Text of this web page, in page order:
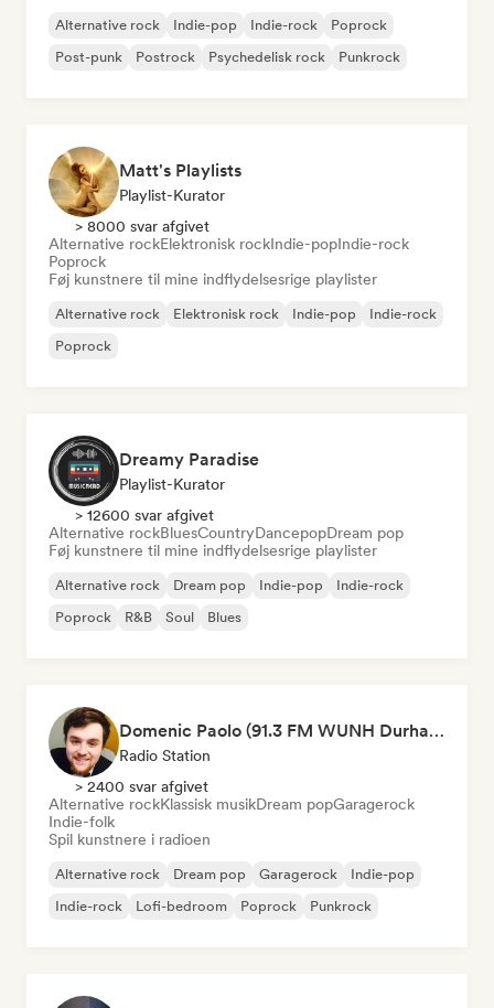
Alternative rock Indie-pop Indie-rock
Poprock
Post-punk
Postrock Psychedelisk rock Punkrock
Matt's Playlists
Playlist-Kurator
> 8000 svar afgivet
Alternative rockElektronisk rockIndie-popIndie-rock
Poprock
Føj kunstnere til mine indflydelsesrige playlister
Alternative rock Elektronisk rock Indie-pop
Indie-rock
Poprock
Dreamy Paradise
Playlist-Kurator
> 12600 svar afgivet
Alternative rockBluesCountryDancepopDream pop
Føj kunstnere til mine indflydelsesrige playlister
Alternative rock Dream pop Indie-pop
Indie-rock
Poprock
R&B Soul Blues
Domenic Paolo (91.3 FM WUNH Durham)
Radio Station
> 2400 svar afgivet
Alternative rockKlassisk musikDream popGaragerock
Indie-folk
Spil kunstnere i radioen
Alternative rock Dream pop Garagerock
Indie-pop
Indie-rock
Lofi-bedroom Poprock Punkrock